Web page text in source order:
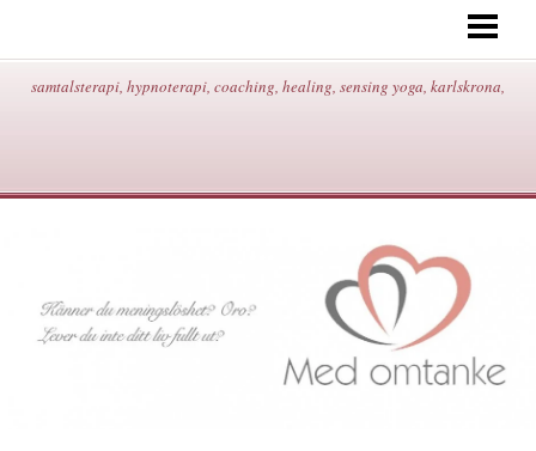
OM MIG/KONTAKT/ADRESS/
SENSING YOGA
samtalsterapi, hypnoterapi, coaching, healing, sensing yoga, karlskrona,